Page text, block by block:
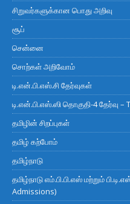
சிறுவர்களுக்கான பொது அறிவு
சூப்
சென்னை
சொற்கள் அறிவோம்
டி.என்.பி.எஸ்.சி தேர்வுகள்
டி.என்.பி.எஸ்.ஸி தொகுதி-4 தேர்வு –
தமிழின் சிறப்புகள்
தமிழ் கற்போம்
தமிழ்நாடு
தமிழ்நாடு எம்.பி.பி.எஸ் மற்றும்
Admissions)